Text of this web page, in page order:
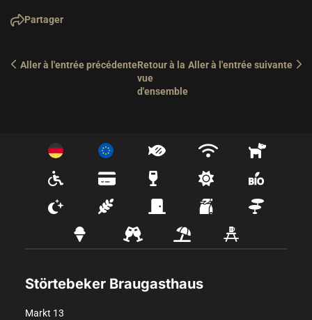
Partager
Aller à l'entrée précédenteRetour à la
vue
d'ensemble
Aller à l'entrée suivante
Störtebeker Braugasthaus
Markt 13